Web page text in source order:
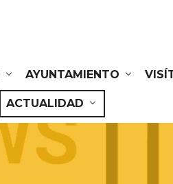
AYUNTAMIENTO
ACTUALIDAD